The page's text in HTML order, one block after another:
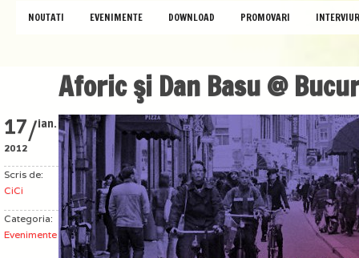
NOUTATI EVENIMENTE DOWNLOAD PROMOVARI
Aforic şi Dan Basu @
17/ian.
2012
Scris de:
CiCi
Categoria:
Evenimente